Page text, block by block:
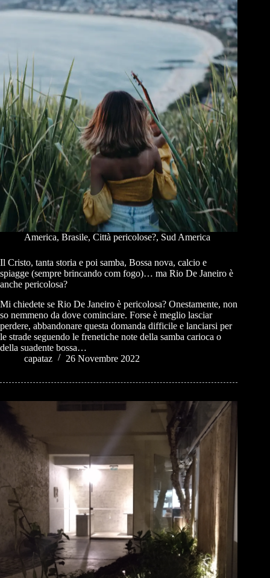
America, Brasile, Città pericolose?, Sud America
Il Cristo, tanta storia e poi samba, Bossa nova, calcio e
spiagge (sempre brincando com fogo)… ma Rio De Janeiro è
anche pericolosa?
Mi chiedete se Rio De Janeiro è pericolosa? Onestamente, non
so nemmeno da dove cominciare. Forse è meglio lasciar
perdere, abbandonare questa domanda difficile e lanciarsi per
le strade seguendo le frenetiche note della samba carioca o
della suadente bossa…
capataz
26 Novembre 2022